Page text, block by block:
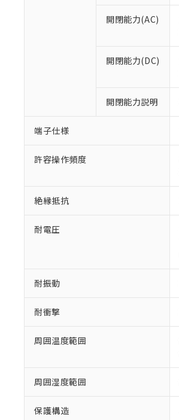
開閉能力(AC)
開閉能力(DC)
開閉能力説明
端子仕様
許容操作頻度
絶縁抵抗
耐電圧
耐振動
耐衝撃
周囲温度範囲
周囲湿度範囲
保護構造